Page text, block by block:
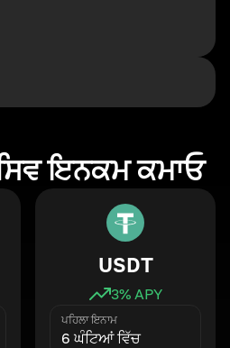
ਇਨਕਮ ਕਮਾਓ
USDT
3% APY
ਪਹਿਲਾ ਇਨਾਮ
6 ਘੰਟਿਆਂ ਵਿੱਚ